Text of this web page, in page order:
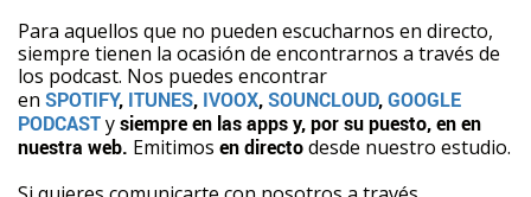
Para aquellos que no pueden escucharnos en directo,
siempre tienen la ocasión de encontrarnos a través de
los podcast. Nos puedes encontrar
en SPOTIFY, ITUNES, IVOOX,SOUNCLOUD,GOOGLE
PODCASTysiempre en las apps y, por su puesto, en en
nuestra web. Emitimos en directodesde nuestro estudio.